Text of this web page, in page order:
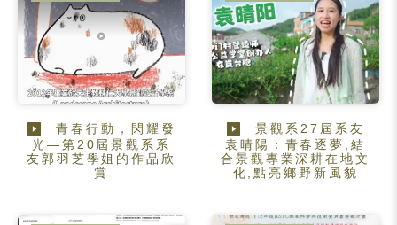
青春行動，閃耀發
光—第20屆景觀系系
友郭羽芝學姐的作品欣
賞
景觀系27屆系友
袁晴陽：青春逐夢,結
合景觀專業深耕在地文
化,點亮鄉野新風貌